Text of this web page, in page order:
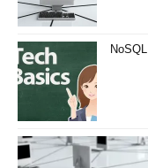
NoSQL